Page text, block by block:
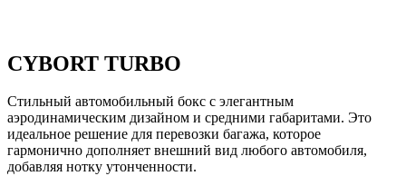
CYBORT TURBO
Cтильный автомобильный бокс с элегантным
аэродинамическим дизайном и средними габаритами. Это
идеальное решение для перевозки багажа, которое
гармонично дополняет внешний вид любого автомобиля,
добавляя нотку утонченности.